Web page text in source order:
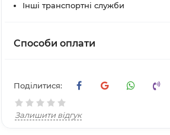
Інші транспортні служби
Способи оплати
Поділитися:
Залишити відгук